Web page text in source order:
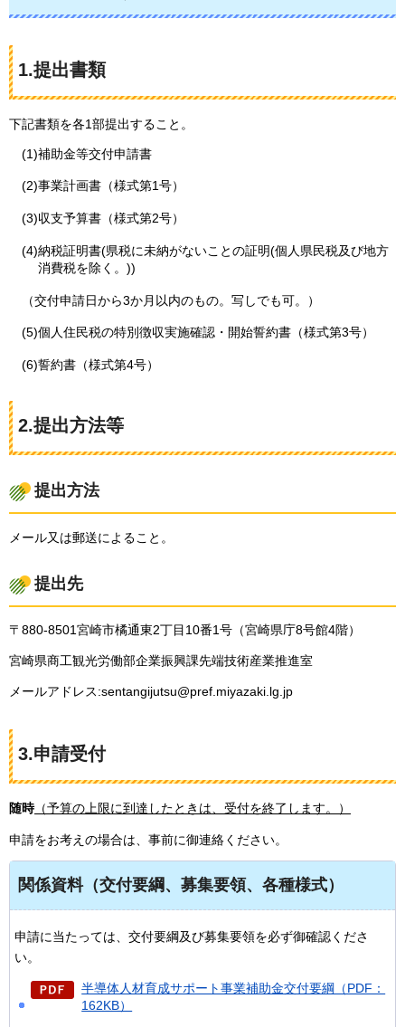
1.提出書類
下記書類を各1部提出すること。
(1)補助金等交付申請書
(2)事業計画書（様式第1号）
(3)収支予算書（様式第2号）
(4)納税証明書(県税に未納がないことの証明(個人県民税及び地方
消費税を除く。))
（交付申請日から3か月以内のもの。写しでも可。）
(5)個人住民税の特別徴収実施確認・開始誓約書（様式第3号）
(6)誓約書（様式第4号）
2.提出方法等
提出方法
メール又は郵送によること。
提出先
〒880-8501宮崎市橘通東2丁目10番1号（宮崎県庁8号館4階）
宮崎県商工観光労働部企業振興課先端技術産業推進室
メールアドレス:sentangijutsu@pref.miyazaki.lg.jp
3.申請受付
随時（予算の上限に到達したときは、受付を終了します。）
申請をお考えの場合は、事前に御連絡ください。
関係資料（交付要綱、募集要領、各種様式）
申請に当たっては、交付要綱及び募集要領を必ず御確認くださ
い。
半導体人材育成サポート事業補助金交付要綱（PDF：
162KB）